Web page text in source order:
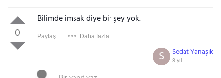
0
Bilimde imsak diye bir şey yok.
Paylaş: Daha fazla
Sedat Yanaşık
8 yıl
S